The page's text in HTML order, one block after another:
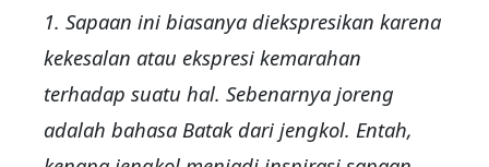
1. Sapaan ini biasanya diekspresikan karena
kekesalan atau ekspresi kemarahan
terhadap suatu hal. Sebenarnya joreng
adalah bahasa Batak dari jengkol. Entah,